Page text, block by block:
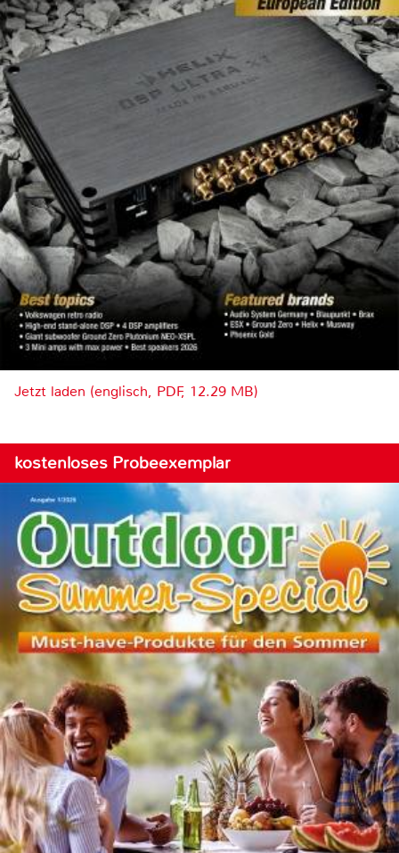
Jetzt laden (englisch, PDF, 12.29 MB)
kostenloses Probeexemplar